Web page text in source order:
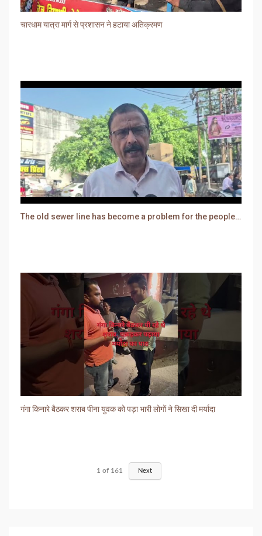
चारधाम यात्रा मार्ग से प्रशासन ने हटाया अतिक्रमण
The old sewer line has become a problem for the people. Sewer water is entering people's houses.
गंगा किनारे बैठकर शराब पीना युवक को पड़ा भारी लोगों ने सिखा दी मर्यादा
1 of 161 Next